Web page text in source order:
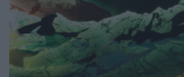
Kiállítás linkje